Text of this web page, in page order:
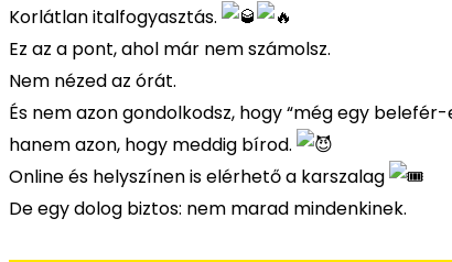
Korlátlan italfogyasztás.
Ez az a pont, ahol már nem számolsz.
Nem nézed az órát.
És nem azon gondolkodsz, hogy “még egy belefér-
hanem azon, hogy meddig bírod.
Online és helyszínen is elérhető a karszalag
De egy dolog biztos: nem marad mindenkinek.